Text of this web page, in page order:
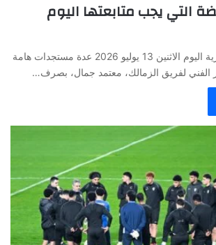
التي يجب متابعتها اليوم
شهدت الرياضة المصرية اليوم الاثنين 13 يوليو 2026 عدة مستجدات هامة
الفني لفريق الزمالك، معتمد جمال، بصرف…